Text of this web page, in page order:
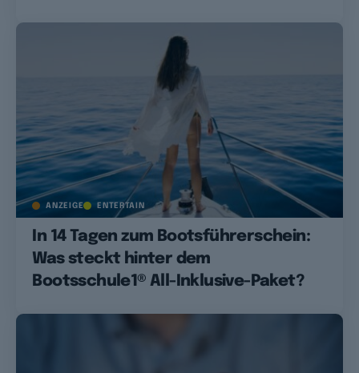
ANZEIGE ENTERTAIN
In 14 Tagen zum Bootsführerschein:
Was steckt hinter dem
Bootsschule1® All-Inklusive-Paket?